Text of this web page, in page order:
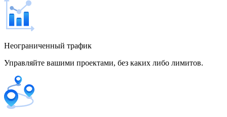
Неограниченный трафик
Управляйте вашими проектами, без каких либо лимитов.